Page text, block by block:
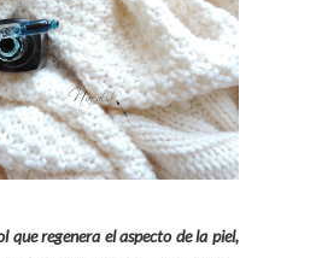
que regenera el aspecto de la piel,